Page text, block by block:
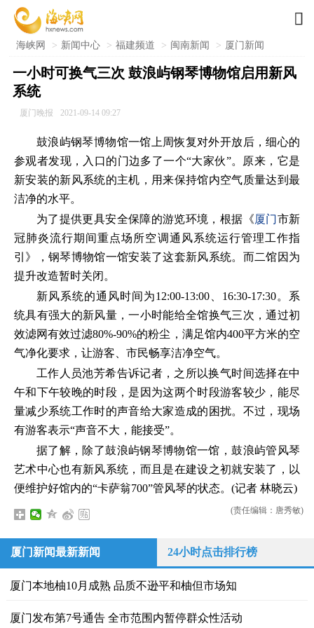

海峡网 > 新闻中心 > 福建频道 > 闽南新闻 > 厦门新闻
一小时可换气三次 鼓浪屿钢琴博物馆启用新风
系统
厦门晚报 2021-09-14 09:27
鼓浪屿钢琴博物馆一馆上周恢复对外开放后，细心的
参观者发现，入口的门边多了一个“大家伙”。原来，它是
新安装的新风系统的主机，用来保持馆内空气质量达到最
洁净的水平。
为了提供更具安全保障的游览环境，根据《厦门市新
冠肺炎流行期间重点场所空调通风系统运行管理工作指
引》，钢琴博物馆一馆安装了这套新风系统。而二馆因为
提升改造暂时关闭。
新风系统的通风时间为12:00-13:00、16:30-17:30。系
统具有强大的新风量，一小时能给全馆换气三次，通过初
效滤网有效过滤80%-90%的粉尘，满足馆内400平方米的空
气净化要求，让游客、市民畅享洁净空气。
工作人员池芳希告诉记者，之所以换气时间选择在中
午和下午较晚的时段，是因为这两个时段游客较少，能尽
量减少系统工作时的声音给大家造成的困扰。不过，现场
有游客表示“声音不大，能接受”。
据了解，除了鼓浪屿钢琴博物馆一馆，鼓浪屿管风琴
艺术中心也有新风系统，而且是在建设之初就安装了，以
便维护好馆内的“卡萨翁700”管风琴的状态。(记者 林晓云)
(责任编辑：唐秀敏)
厦门新闻最新新闻 24小时点击排行榜
厦门本地柚10月成熟 品质不逊平和柚但市场知
厦门发布第7号通告 全市范围内暂停群众性活动